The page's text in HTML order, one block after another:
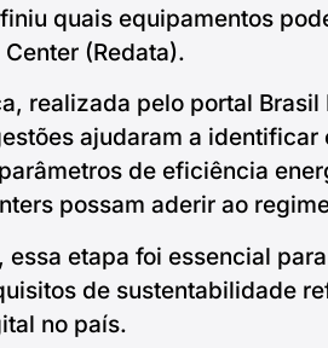
quais equipamentos
(Redata).
realizada pelo portal
ajudaram a
de eficiência
possam aderir ao
essa etapa foi essencial
de sustentabilidade
no país.